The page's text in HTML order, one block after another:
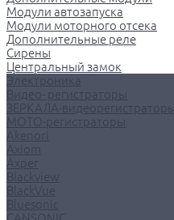
Модули автозапуска
Модули моторного отсека
Дополнительные реле
Сирены
Центральный замок
Электроника
Видео- регистраторы
ЗЕРКАЛА-видеорегистраторы
МОТО-регистраторы
Akenori
Axiom
Axper
Blackview
BlackVue
Bluesonic